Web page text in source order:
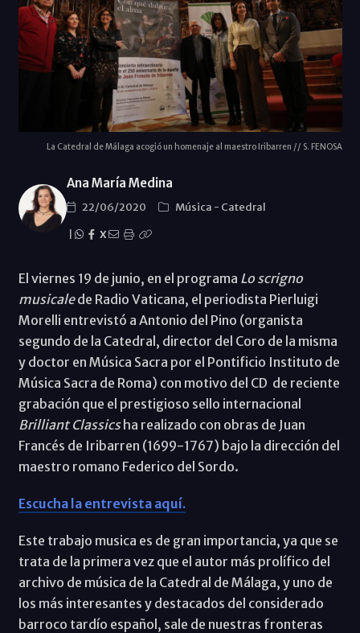
La Catedral de Málaga acogió un homenaje al maestro Iribarren // S. FENOSA
Ana María Medina
22/06/2020 Música - Catedral
X
El viernes 19 de junio, en el programa Lo scrigno
musicalede Radio Vaticana, el periodista Pierluigi
Morelli entrevistó a Antonio del Pino (organista
segundo de la Catedral, director del Coro de la misma
y doctor en Música Sacra por el Pontificio Instituto de
Música Sacra de Roma) con motivo del CD de reciente
grabación que el prestigioso sello internacional
Brilliant Classicsha realizado con obras de Juan
Francés de Iribarren (1699-1767) bajo la dirección del
maestro romano Federico del Sordo.
Escucha la entrevista aquí.
Este trabajo musica es de gran importancia, ya que se
trata de la primera vez que el autor más prolífico del
archivo de música de la Catedral de Málaga, y uno de
los más interesantes y destacados del considerado
barroco tardío español, sale de nuestras fronteras